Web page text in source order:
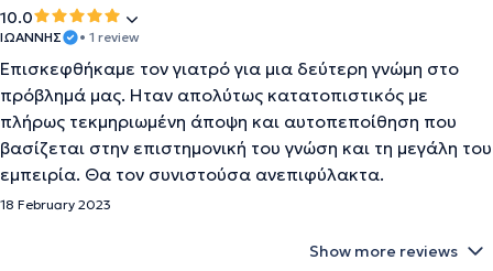
10.0
ΙΩΑΝΝΗΣ • 1 review
Επισκεφθήκαμε τον γιατρό για μια δεύτερη γνώμη στο
πρόβλημά μας. Ηταν απολύτως κατατοπιστικός με
πλήρως τεκμηριωμένη άποψη και αυτοπεποίθηση που
βασίζεται στην επιστημονική του γνώση και τη μεγάλη του
εμπειρία. Θα τον συνιστούσα ανεπιφύλακτα.
18 February 2023
Show more reviews